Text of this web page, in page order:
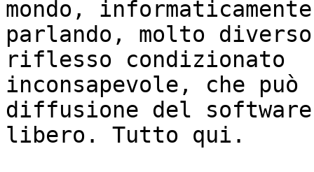
mondo, informaticamente
parlando, molto
riflesso condizionato
inconsapevole, che
diffusione del software
libero. Tutto qui.